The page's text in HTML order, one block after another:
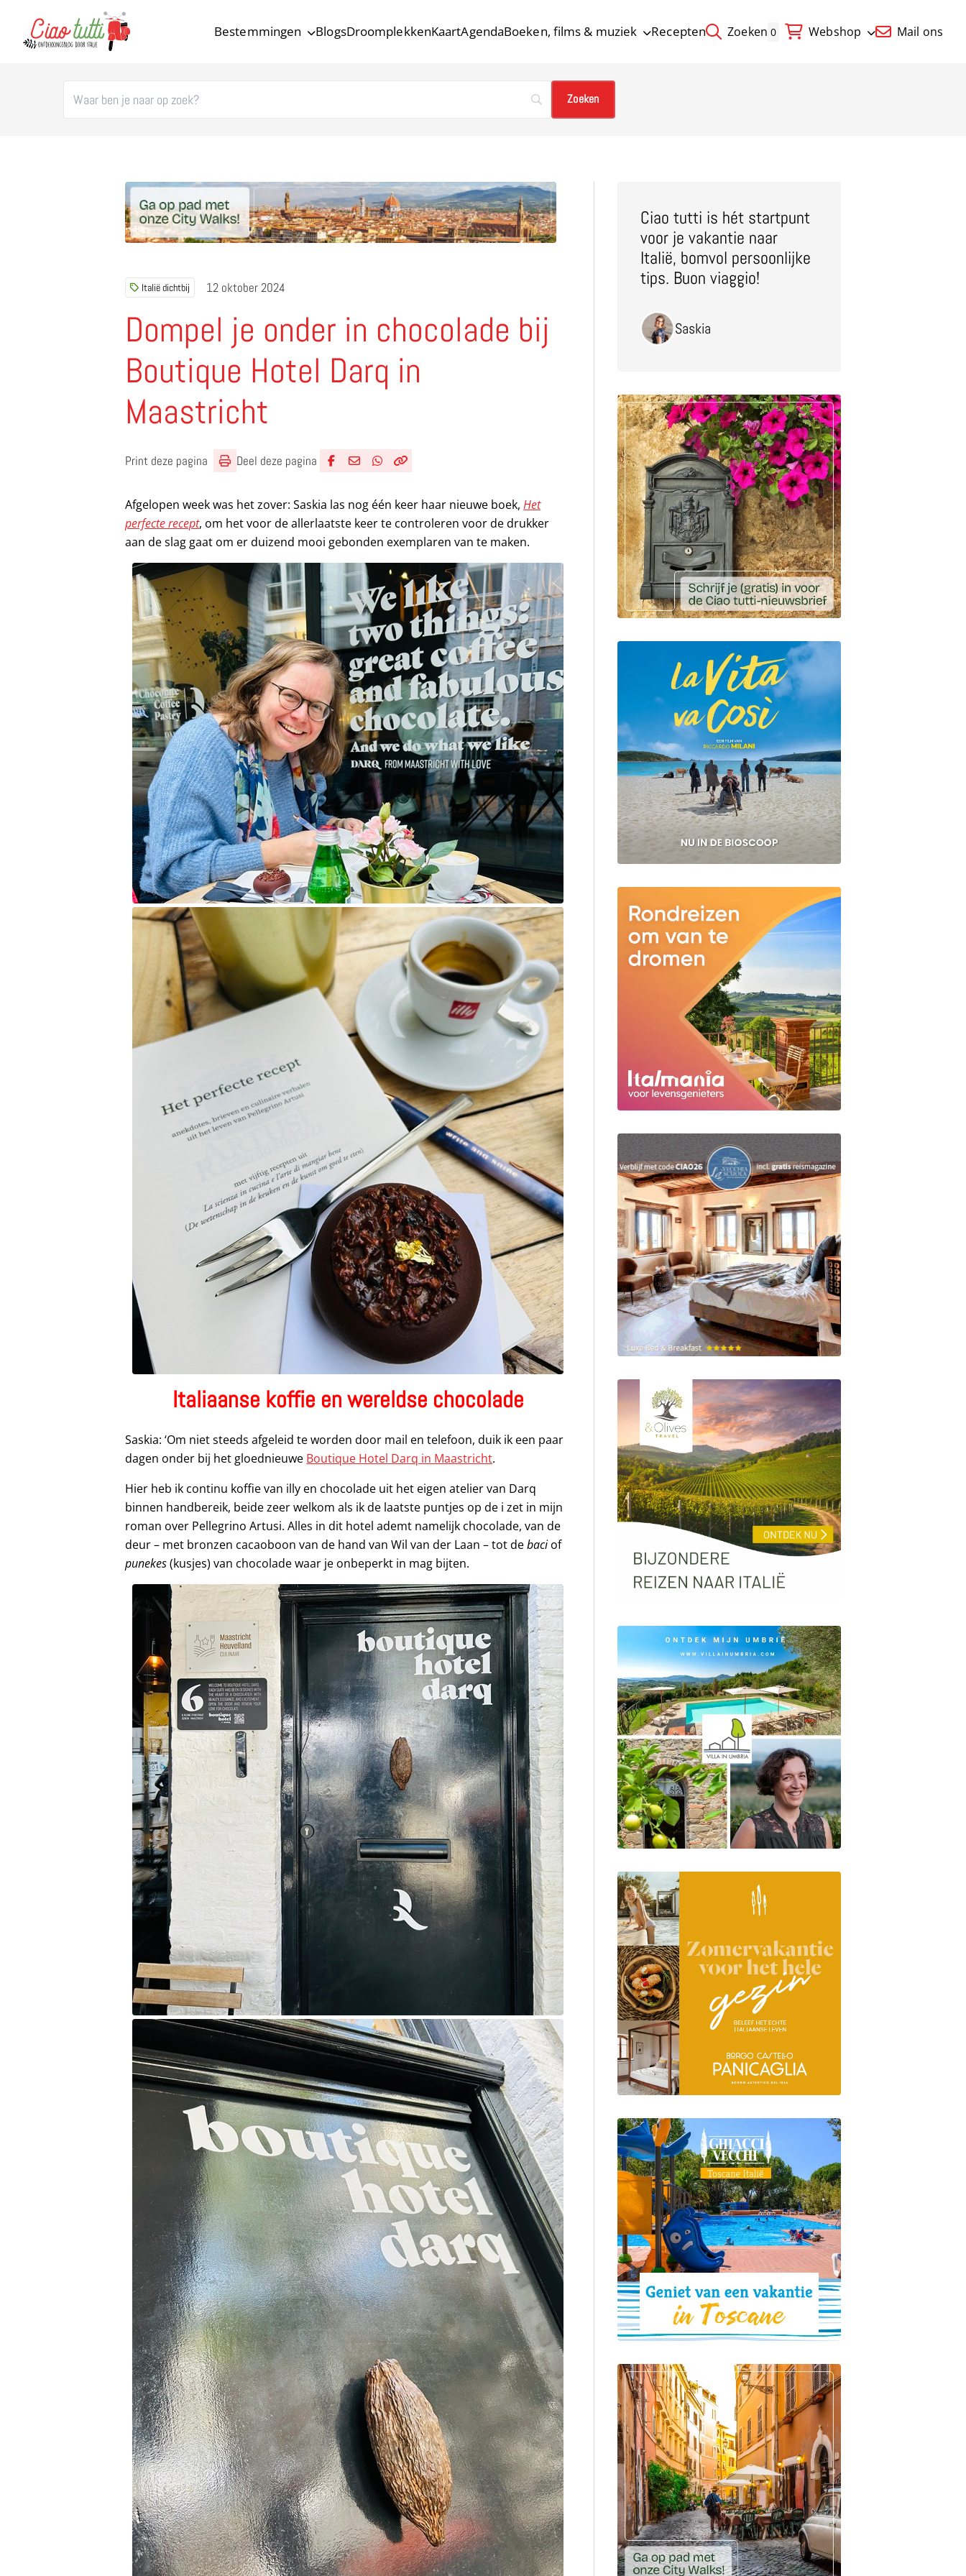
Bestemmingen BlogsDroomplekkenKaartAgendaBoeken, films & muziek Recepten Zoeken 0 Webshop Mail ons
Italië dichtbij 12 oktober 2024
Dompel je onder in chocolade bij
Boutique Hotel Darq in
Maastricht
Print deze pagina
Deel deze pagina
Afgelopen week was het zover: Saskia las nog één keer haar nieuwe boek,Het
perfecte recept, om het voor de allerlaatste keer te controleren voor de drukker
aan de slag gaat om er duizend mooi gebonden exemplaren van te maken.
Italiaanse koffie en wereldse chocolade
Saskia: ‘Om niet steeds afgeleid te worden door mail en telefoon, duik ik een paar
dagen onder bij het gloednieuwe Boutique Hotel Darq in Maastricht.
Hier heb ik continu koffie van illy en chocolade uit het eigen atelier van Darq
binnen handbereik, beide zeer welkom als ik de laatste puntjes op de i zet in mijn
roman over Pellegrino Artusi. Alles in dit hotel ademt namelijk chocolade, van de
deur – met bronzen cacaoboon van de hand van Wil van der Laan – tot debaciof
punekes(kusjes) van chocolade waar je onbeperkt in mag bijten.
Ciao tutti is hét startpunt
voor je vakantie naar
Italië, bomvol persoonlijke
tips. Buon viaggio!
Saskia